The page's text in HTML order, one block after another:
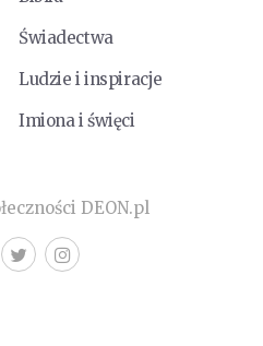
Świadectwa
Ludzie i inspiracje
Imiona i święci
DEON.pl